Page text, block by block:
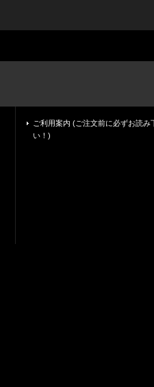
ご利用案内 (ご注文前に必ずお読み
い！)